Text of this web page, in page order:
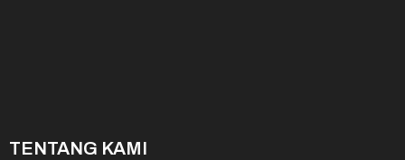
TENTANG KAMI